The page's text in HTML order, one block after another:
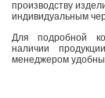
производству
индивидуальным
Для подробной
наличии
менеджером